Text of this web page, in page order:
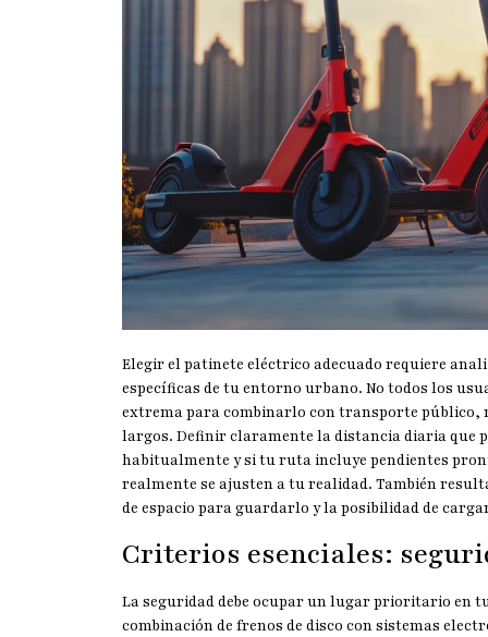
Elegir el patinete eléctrico adecuado requiere
específicas de tu entorno urbano. No todos los
extrema para combinarlo con transporte
largos. Definir claramente la distancia diaria que
habitualmente y si tu ruta incluye pendientes
realmente se ajusten a tu realidad. También
de espacio para guardarlo y la posibilidad de
Criterios esenciales:
La seguridad debe ocupar un lugar prioritario en
combinación de frenos de disco con sistemas